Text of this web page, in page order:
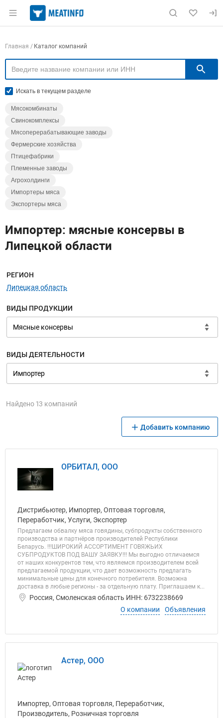
Раздел навигации по сайту meatinfo.ru
Навигация по компаниям
Главная Каталог компаний
Искать в текущем разделе
Мясокомбинаты
Свинокомплексы
Мясоперерабатывающие заводы
Фермерские хозяйства
Птицефабрики
Племенные заводы
Агрохолдинги
Импортеры мяса
Экспортеры мяса
Импортер: мясные консервы в
Липецкой области
Меню навигации
РЕГИОН
Липецкая область
ВИДЫ ПРОДУКЦИИ
ВИДЫ ДЕЯТЕЛЬНОСТИ
Найдено 13 компаний
Добавить компанию
ОРБИТАЛ, ООО
Дистрибьютер, Импортер, Оптовая торговля,
Переработчик, Услуги, Экспортер
Предлагаем обвалку мяса говядины, субпродукты собственного
производства и партнёров производителей Республики
Беларусь. !!!ШИРОКИЙ АССОРТИМЕНТ ГОВЯЖЬИХ
СУБПРОДУКТОВ ПОД ВАШУ ЗАЯВКУ!!! Мы выгодно отличаемся
от наших конкурентов тем, что являемся производителем всей
предлагаемой продукции, что дает возможность предлагать
минимальные цены для конечного потребителя. Возможна
доставка в любые регионы - за отдельную плату. Приглашаем к...
Россия, Смоленская область ИНН: 6732238669
О компании
Объявления
Астер, ООО
Импортер, Оптовая торговля, Переработчик,
Производитель, Розничная торговля